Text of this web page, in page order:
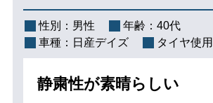
性別： 男性 年齢： 40代
車種： 日産デイズ タイヤ使用
静粛性が素晴らしい